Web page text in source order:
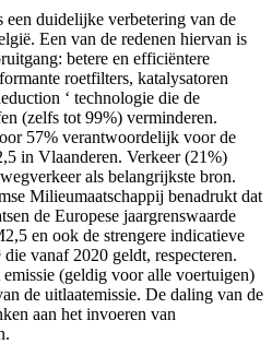
duidelijke verbetering van de
Een van de redenen hiervan is
betere en efficiëntere
roetfilters, katalysatoren
‘ technologie die de
(zelfs tot 99%) verminderen.
57% verantwoordelijk voor de
in Vlaanderen. Verkeer (21%)
als belangrijkste bron.
Milieumaatschappij benadrukt dat
de Europese jaargrenswaarde
en ook de strengere indicatieve
vanaf 2020 geldt, respecteren.
(geldig voor alle voertuigen)
de uitlaatemissie. De daling van de
aan het invoeren van